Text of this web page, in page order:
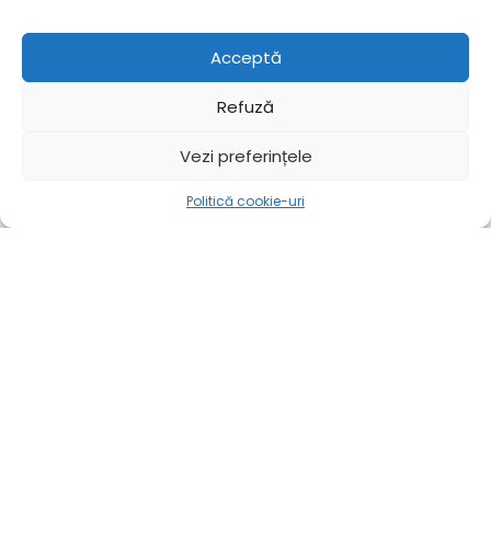
Acceptă
Refuză
Vezi preferințele
Politică cookie-uri
Acasă